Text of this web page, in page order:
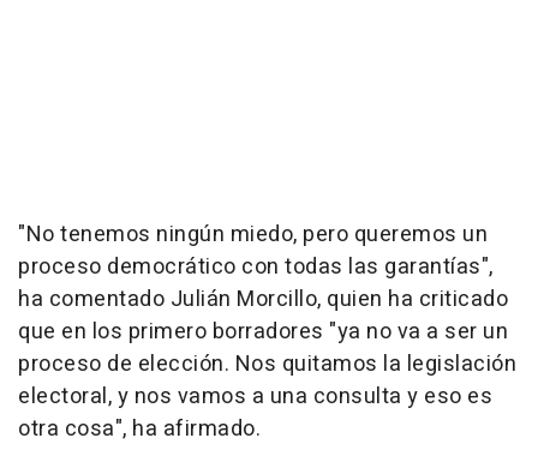
"No tenemos ningún miedo, pero queremos un
proceso democrático con todas las garantías",
ha comentado Julián Morcillo, quien ha criticado
que en los primero borradores "ya no va a ser un
proceso de elección. Nos quitamos la legislación
electoral, y nos vamos a una consulta y eso es
otra cosa", ha afirmado.